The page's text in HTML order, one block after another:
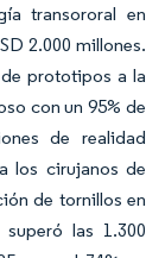
transororal en
2.000 millones.
prototipos a la
con un 95% de
de realidad
los cirujanos de
de tornillos en
las 1.300